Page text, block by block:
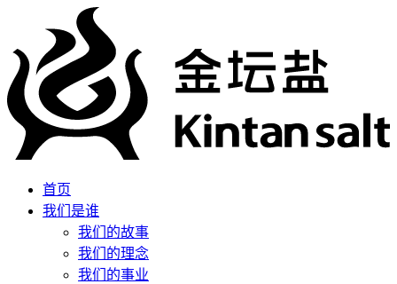
首页
我们是谁
我们的故事
我们的理念
我们的事业